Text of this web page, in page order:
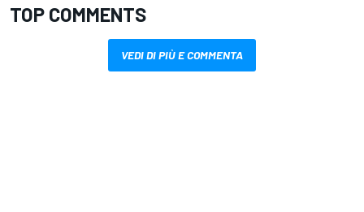
TOP COMMENTS
VEDI DI PIÙ E COMMENTA